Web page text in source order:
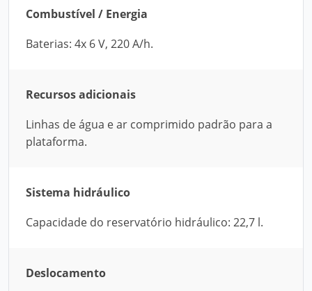
Combustível / Energia
Baterias: 4x 6 V, 220 A/h.
Recursos adicionais
Linhas de água e ar comprimido padrão para a
plataforma.
Sistema hidráulico
Capacidade do reservatório hidráulico: 22,7 l.
Deslocamento